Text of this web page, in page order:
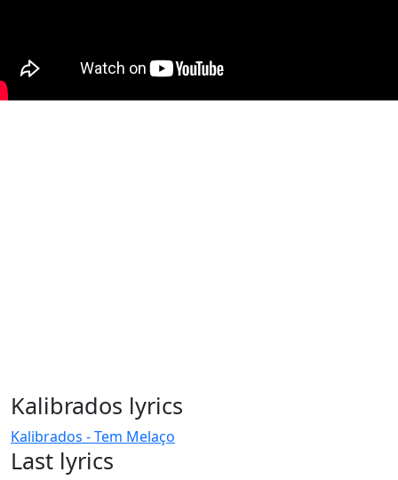
Kalibrados lyrics
Kalibrados - Tem Melaço
Last lyrics